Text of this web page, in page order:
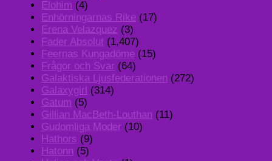
Elohim (4)
Enhörningarnas Rike (17)
Erena Velazquez (3)
Fader Absolut (1,407)
Feernas Kungadöme (15)
Frågor och Svar (64)
Galaktiska Ljusfederationen (272)
Galaxygirl (314)
Gatum (5)
Gillian MacBeth-Louthan (11)
Gudomliga Moder (10)
Hathors (9)
Hatonn (5)